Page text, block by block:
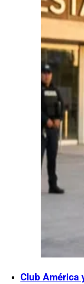
Club América